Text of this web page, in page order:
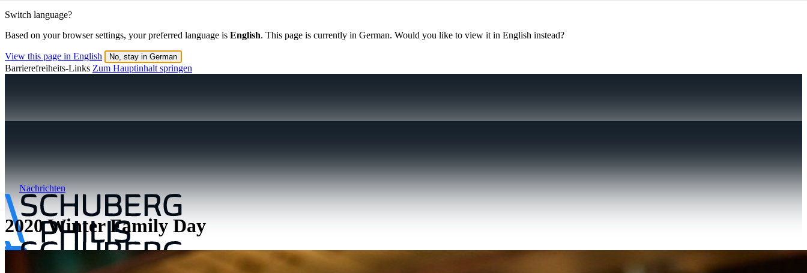
Switch language?
Based on your browser settings, your preferred language is English. This page is currently in German. Would you like to view it in English instead?
View this page in English No, stay in German
Barrierefreiheits-Links Zum Hauptinhalt springen
Nachrichten
2020 Winter Family Day